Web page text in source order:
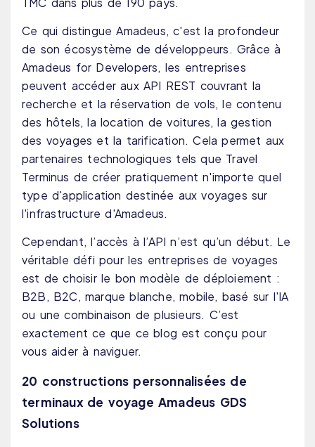
Ce qui distingue Amadeus, c'est la profondeur
de son écosystème de développeurs. Grâce à
Amadeus for Developers, les entreprises
peuvent accéder aux API REST couvrant la
recherche et la réservation de vols, le contenu
des hôtels, la location de voitures, la gestion
des voyages et la tarification. Cela permet aux
partenaires technologiques tels que Travel
Terminus de créer pratiquement n'importe quel
type d'application destinée aux voyages sur
l'infrastructure d'Amadeus.
Cependant, l’accès à l’API n’est qu’un début. Le
véritable défi pour les entreprises de voyages
est de choisir le bon modèle de déploiement :
B2B, B2C, marque blanche, mobile, basé sur l'IA
ou une combinaison de plusieurs. C’est
exactement ce que ce blog est conçu pour
vous aider à naviguer.
20 constructions personnalisées de
terminaux de voyage Amadeus GDS
Solutions